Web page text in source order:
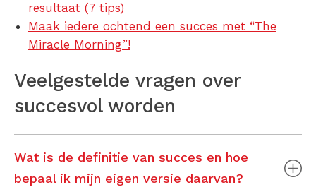
resultaat (7 tips)
Maak iedere ochtend een succes met “The
Miracle Morning”!
Veelgestelde vragen over
succesvol worden
Wat is de definitie van succes en hoe
bepaal ik mijn eigen versie daarvan?